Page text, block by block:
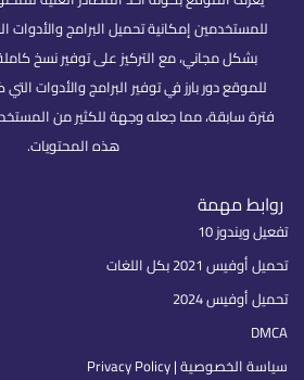
للمستخدمين إمكانية تحميل البرامج
بشكل مجاني، مع التركيز على توفير نسخ
للموقع دور بارز في توفير البرامج والأدوات
فترة سابقة، مما جعله وجهة للكثير من
هذه المحتويات.
روابط مهمة
تفعيل ويندوز 10
تحميل أوفيس 2021 بكل اللغات
تحميل أوفيس 2024
DMCA
سياسة الخصوصية | Privacy Policy